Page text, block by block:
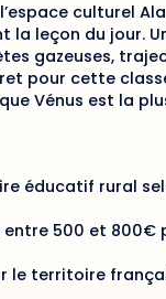
culturel
la leçon du jour.
gazeuses,
pour cette
Vénus est la
éducatif rural
500 et
le territoire